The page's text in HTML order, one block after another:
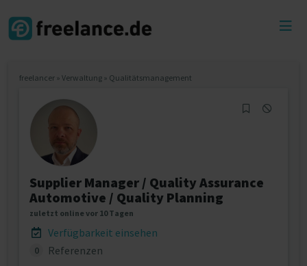
freelancer » Verwaltung » Qualitätsmanagement
Supplier Manager / Quality Assurance
Automotive / Quality Planning
zuletzt online vor 10 Tagen
Verfügbarkeit einsehen
0 Referenzen